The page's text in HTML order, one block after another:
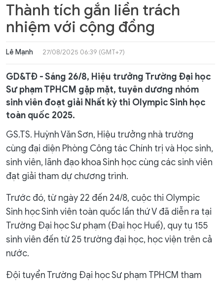
Thành tích gắn liền trách
nhiệm với cộng đồng
Lê Mạnh 27/08/2025 06:39 (GMT+7)
GD&TĐ - Sáng 26/8, Hiệu trưởng Trường Đại học
Sư phạm TPHCM gặp mặt, tuyên dương nhóm
sinh viên đoạt giải Nhất kỳ thi Olympic Sinh học
toàn quốc 2025.
GS.TS. Huỳnh Văn Sơn, Hiệu trưởng nhà trường
cùng đại diện Phòng Công tác Chính trị và Học sinh,
sinh viên, lãnh đạo khoa Sinh học cùng các sinh viên
đạt giải tham dự chương trình.
Trước đó, từ ngày 22 đến 24/8, cuộc thi Olympic
Sinh học Sinh viên toàn quốc lần thứ V đã diễn ra tại
Trường Đại học Sư phạm (Đại học Huế), quy tụ 155
sinh viên đến từ 25 trường đại học, học viện trên cả
nước.
Đội tuyển Trường Đại học Sư phạm TPHCM tham